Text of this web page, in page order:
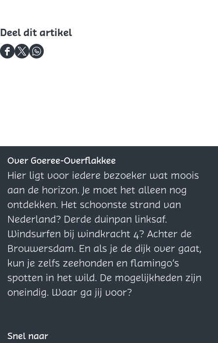
Deel dit artikel
D
z
e
p
a
g
i
n
a
o
p
F
e
D
z
e
p
a
g
i
n
a
o
p
X
D
z
e
p
a
g
i
n
a
o
p
W
t
Over Goeree-Overflakkee
Hier ligt voor iedere bezoeker wat moois
aan de horizon. Je moet het alleen nog
ontdekken. Het schoonste strand van
Nederland? Derde duinpan linksaf.
Windsurfen bij windkracht 4? Achter de
Brouwersdam. En als je de dijk over gaat,
kun je zelfs zeehonden en flamingo’s
spotten in het wild. De mogelijkheden zijn
oneindig. Waar ga jij voor?
Snel naar